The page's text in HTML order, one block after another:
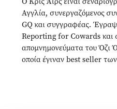
Αγγλία, συνεργαζόμενος
GQ και συγγραφέας.
Reporting for Cowards και
απομνημονεύματα του Όζι
οποία έγιναν best seller